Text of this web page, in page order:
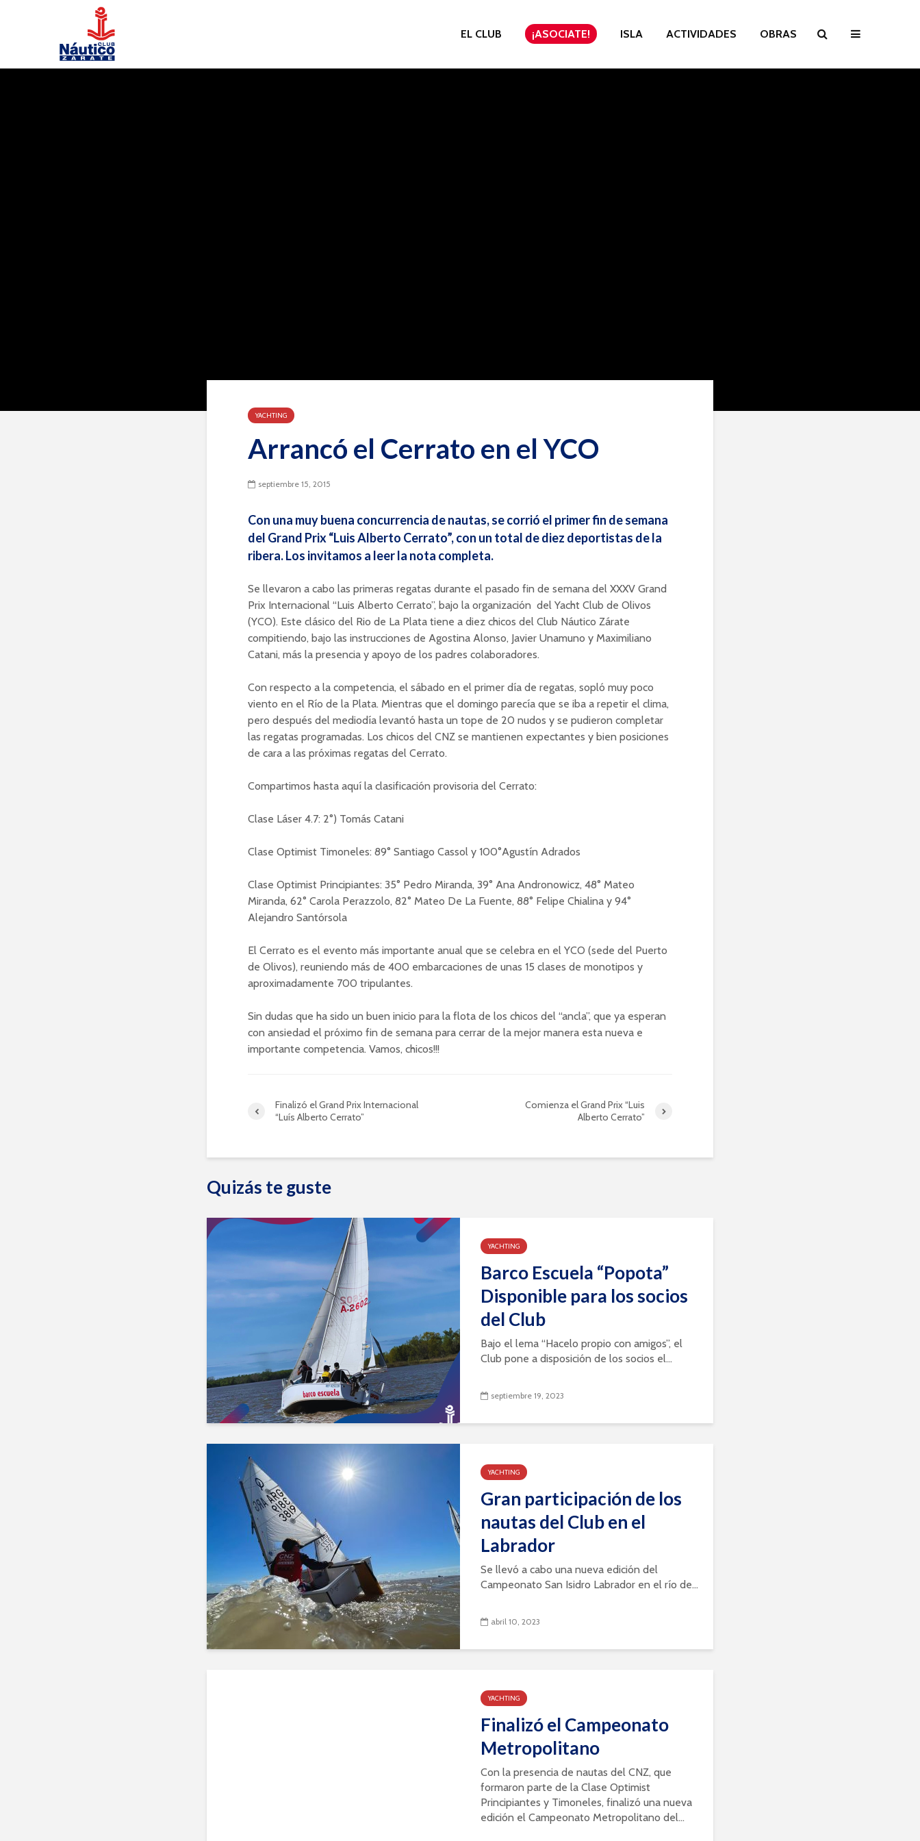
EL CLUB ¡ASOCIATE! ISLA ACTIVIDADES OBRAS
YACHTING
Arrancó el Cerrato en el YCO
septiembre 15, 2015
Con una muy buena concurrencia de nautas, se corrió el primer fin de semana
del Grand Prix “Luis Alberto Cerrato”, con un total de diez deportistas de la
ribera. Los invitamos a leer la nota completa.
Se llevaron a cabo las primeras regatas durante el pasado fin de semana del XXXV Grand
Prix Internacional “Luis Alberto Cerrato”, bajo la organización del Yacht Club de Olivos
(YCO). Este clásico del Rio de La Plata tiene a diez chicos del Club Náutico Zárate
compitiendo, bajo las instrucciones de Agostina Alonso, Javier Unamuno y Maximiliano
Catani, más la presencia y apoyo de los padres colaboradores.
Con respecto a la competencia, el sábado en el primer día de regatas, sopló muy poco
viento en el Río de la Plata. Mientras que el domingo parecía que se iba a repetir el clima,
pero después del mediodía levantó hasta un tope de 20 nudos y se pudieron completar
las regatas programadas. Los chicos del CNZ se mantienen expectantes y bien posiciones
de cara a las próximas regatas del Cerrato.
Compartimos hasta aquí la clasificación provisoria del Cerrato:
Clase Láser 4.7: 2°) Tomás Catani
Clase Optimist Timoneles: 89° Santiago Cassol y 100°Agustín Adrados
Clase Optimist Principiantes: 35° Pedro Miranda, 39° Ana Andronowicz, 48° Mateo
Miranda, 62° Carola Perazzolo, 82° Mateo De La Fuente, 88° Felipe Chialina y 94°
Alejandro Santórsola
El Cerrato es el evento más importante anual que se celebra en el YCO (sede del Puerto
de Olivos), reuniendo más de 400 embarcaciones de unas 15 clases de monotipos y
aproximadamente 700 tripulantes.
Sin dudas que ha sido un buen inicio para la flota de los chicos del “ancla”, que ya esperan
con ansiedad el próximo fin de semana para cerrar de la mejor manera esta nueva e
importante competencia. Vamos, chicos!!!
Finalizó el Grand Prix Internacional
“Luís Alberto Cerrato”
Comienza el Grand Prix “Luis
Alberto Cerrato”
Quizás te guste
YACHTING
Barco Escuela “Popota”
Disponible para los socios
del Club
Bajo el lema “Hacelo propio con amigos”, el
Club pone a disposición de los socios el...
septiembre 19, 2023
YACHTING
Gran participación de los
nautas del Club en el
Labrador
Se llevó a cabo una nueva edición del
Campeonato San Isidro Labrador en el río de...
abril 10, 2023
YACHTING
Finalizó el Campeonato
Metropolitano
Con la presencia de nautas del CNZ, que
formaron parte de la Clase Optimist
Principiantes y Timoneles, finalizó una nueva
edición el Campeonato Metropolitano del...